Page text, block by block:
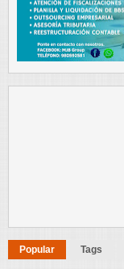
Popular Tags